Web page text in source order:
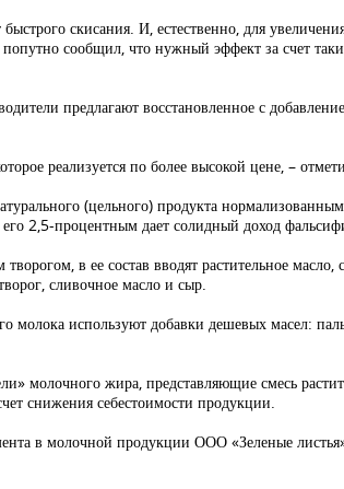
скисания. И, естественно, для
попутно сообщил, что нужный эффект за счет
предлагают восстановленное с
реализуется по более высокой цене, –
(цельного) продукта
2,5-процентным дает солидный доход
в ее состав вводят растительное
сливочное масло и сыр.
молока используют добавки дешевых масел:
молочного жира, представляющие смесь
снижения себестоимости продукции.
в молочной продукции ООО «Зеленые